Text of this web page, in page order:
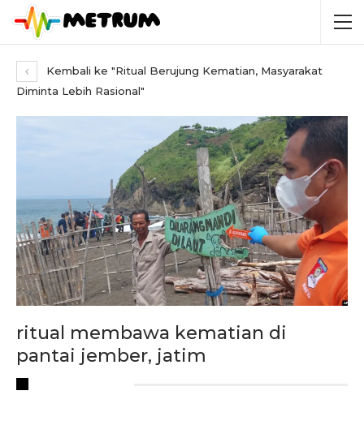
Kembali ke "Ritual Berujung Kematian, Masyarakat
Diminta Lebih Rasional"
ritual membawa kematian di
pantai jember, jatim